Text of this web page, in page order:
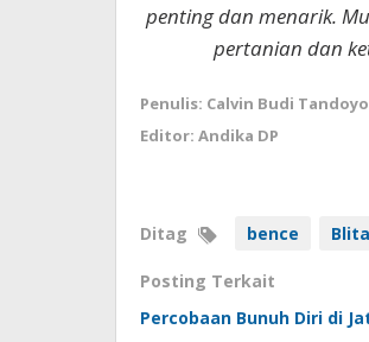
penting dan menarik.
pertanian dan
Penulis: Calvin Budi Tandoyo
Editor: Andika DP
Ditag bence
Posting Terkait
Percobaan Bunuh Diri di